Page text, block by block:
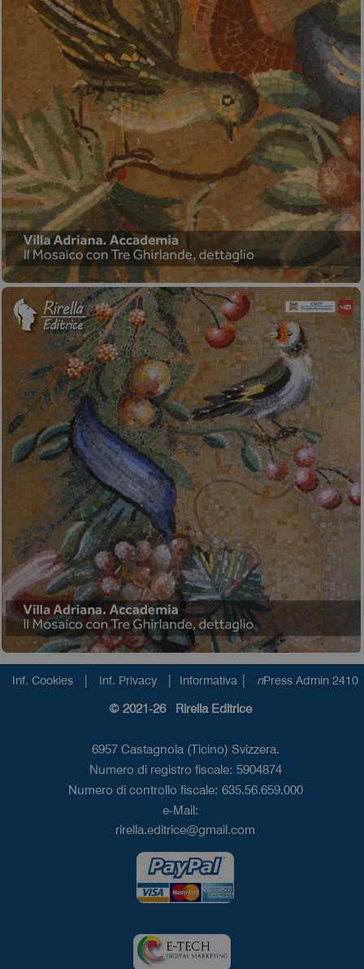
Inf. Cookies | Inf. Privacy | Informativa | nPress Admin 2410
© 2021-26 Rirella Editrice
6957 Castagnola (Ticino) Svizzera.
Numero di registro fiscale: 5904874
Numero di controllo fiscale: 635.56.659.000
e-Mail:
rirella.editrice@gmail.com